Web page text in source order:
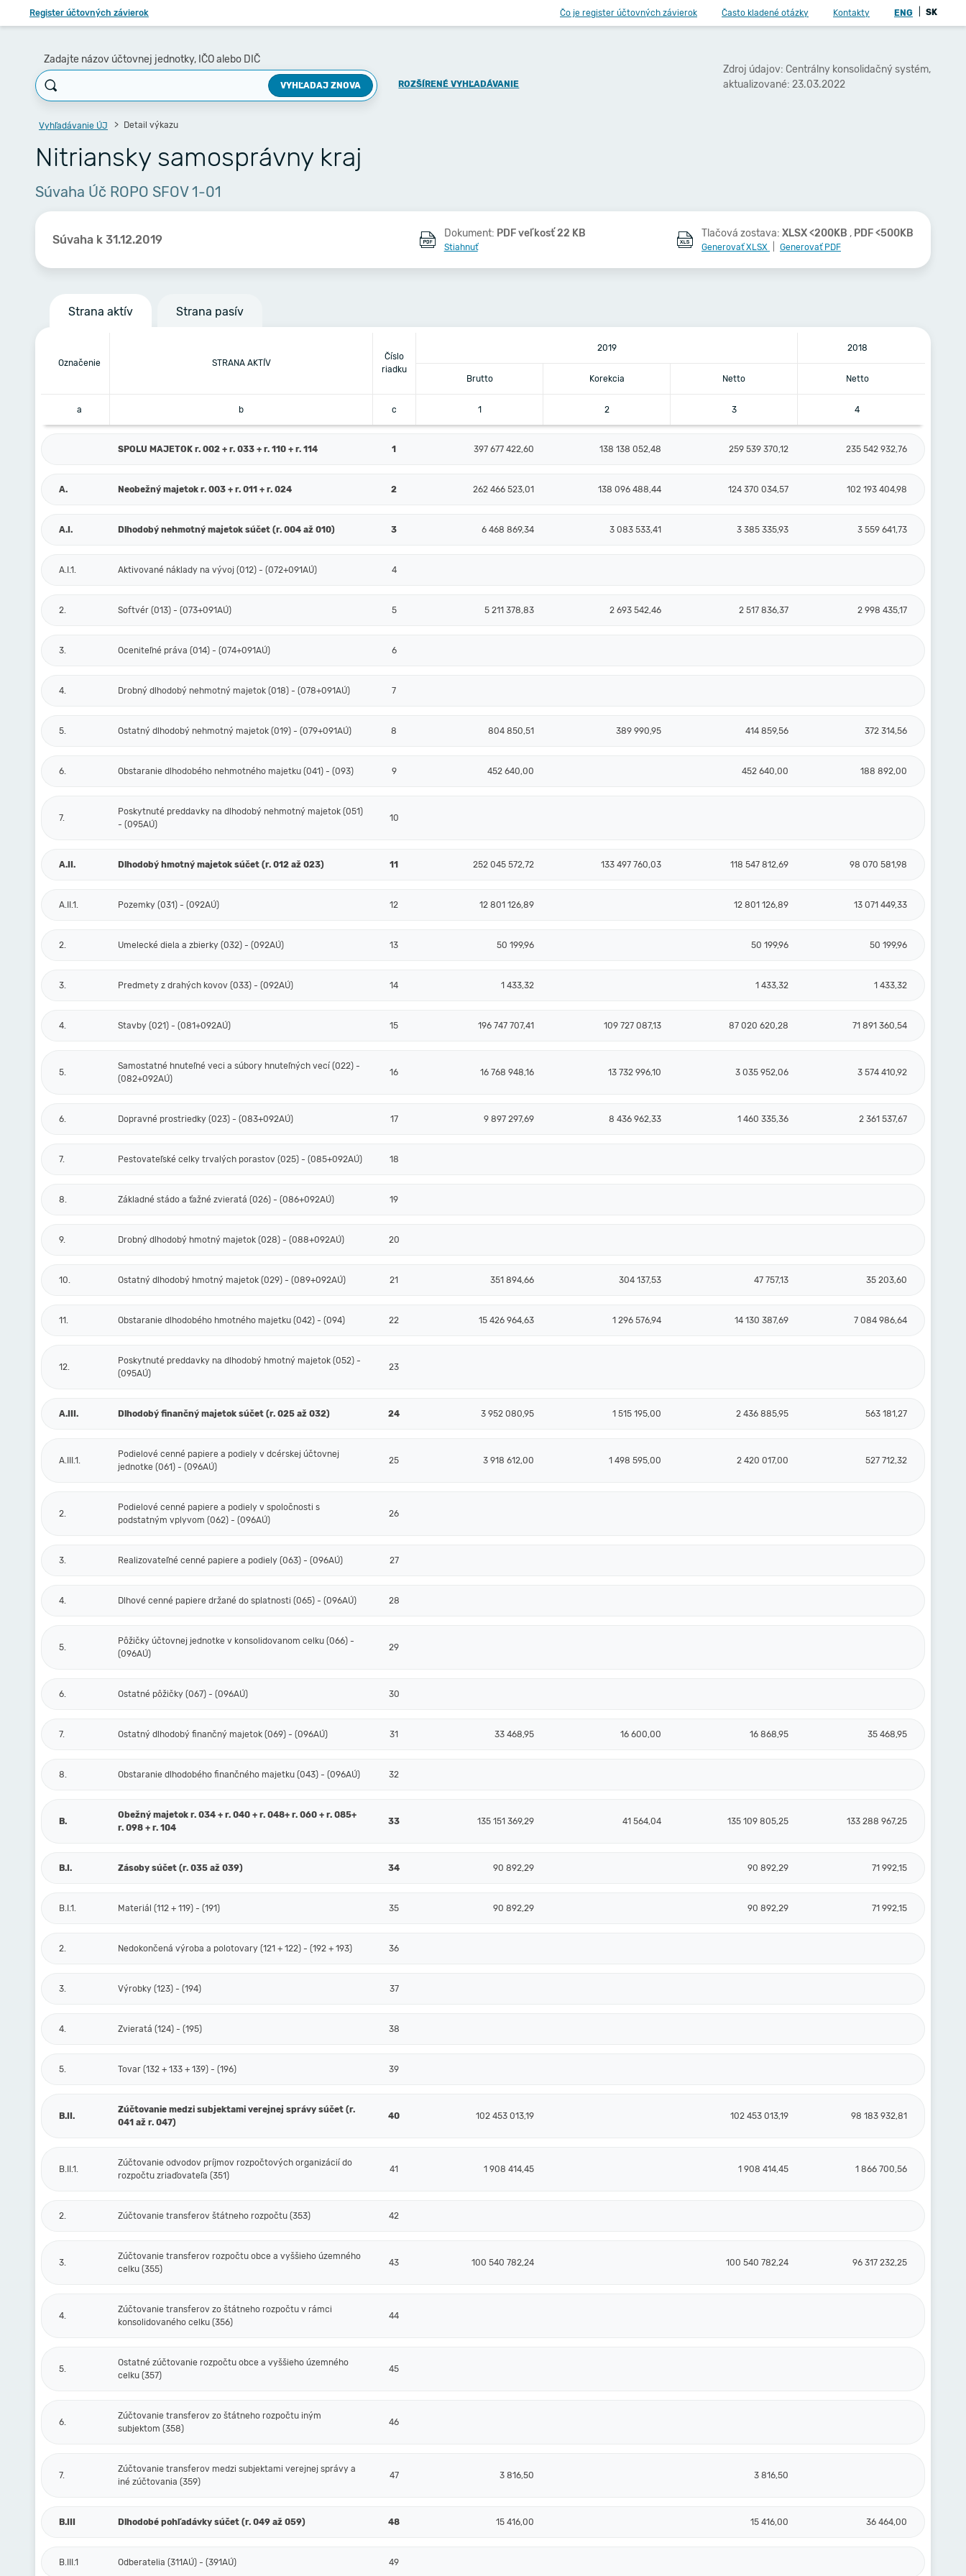
Register účtovných závierok Čo je register účtovných závierok Často kladené otázky Kontakty ENG SK
Zadajte názov účtovnej jednotky, IČO alebo DIČ
VYHĽADAJ ZNOVA ROZŠÍRENÉ VYHĽADÁVANIE
Zdroj údajov: Centrálny konsolidačný systém,
aktualizované: 23.03.2022
Vyhľadávanie ÚJ Detail výkazu
Nitriansky samosprávny kraj
Súvaha Úč ROPO SFOV 1-01
Súvaha k 31.12.2019 Dokument: PDF veľkosť 22 KB
Stiahnuť
Tlačová zostava: XLSX <200KB , PDF <500KB
Generovať XLSX Generovať PDF
Strana aktív Strana pasív
Označenie STRANA AKTÍV
Číslo
riadku
2019 2018
Brutto Korekcia Netto Netto
a b c 1 2 3 4
SPOLU MAJETOK r. 002 + r. 033 + r. 110 + r. 114 1 397 677 422,60 138 138 052,48 259 539 370,12 235 542 932,76
A. Neobežný majetok r. 003 + r. 011 + r. 024 2 262 466 523,01 138 096 488,44 124 370 034,57 102 193 404,98
A.I. Dlhodobý nehmotný majetok súčet (r. 004 až 010) 3 6 468 869,34 3 083 533,41 3 385 335,93 3 559 641,73
A.I.1. Aktivované náklady na vývoj (012) - (072+091AÚ) 4
2. Softvér (013) - (073+091AÚ) 5 5 211 378,83 2 693 542,46 2 517 836,37 2 998 435,17
3. Oceniteľné práva (014) - (074+091AÚ) 6
4. Drobný dlhodobý nehmotný majetok (018) - (078+091AÚ) 7
5. Ostatný dlhodobý nehmotný majetok (019) - (079+091AÚ) 8 804 850,51 389 990,95 414 859,56 372 314,56
6. Obstaranie dlhodobého nehmotného majetku (041) - (093) 9 452 640,00 452 640,00 188 892,00
7.
Poskytnuté preddavky na dlhodobý nehmotný majetok (051)
- (095AÚ)
10
A.II. Dlhodobý hmotný majetok súčet (r. 012 až 023) 11 252 045 572,72 133 497 760,03 118 547 812,69 98 070 581,98
A.II.1. Pozemky (031) - (092AÚ) 12 12 801 126,89 12 801 126,89 13 071 449,33
2. Umelecké diela a zbierky (032) - (092AÚ) 13 50 199,96 50 199,96 50 199,96
3. Predmety z drahých kovov (033) - (092AÚ) 14 1 433,32 1 433,32 1 433,32
4. Stavby (021) - (081+092AÚ) 15 196 747 707,41 109 727 087,13 87 020 620,28 71 891 360,54
5.
Samostatné hnuteľné veci a súbory hnuteľných vecí (022) -
(082+092AÚ)
16 16 768 948,16 13 732 996,10 3 035 952,06 3 574 410,92
6. Dopravné prostriedky (023) - (083+092AÚ) 17 9 897 297,69 8 436 962,33 1 460 335,36 2 361 537,67
7. Pestovateľské celky trvalých porastov (025) - (085+092AÚ) 18
8. Základné stádo a ťažné zvieratá (026) - (086+092AÚ) 19
9. Drobný dlhodobý hmotný majetok (028) - (088+092AÚ) 20
10. Ostatný dlhodobý hmotný majetok (029) - (089+092AÚ) 21 351 894,66 304 137,53 47 757,13 35 203,60
11. Obstaranie dlhodobého hmotného majetku (042) - (094) 22 15 426 964,63 1 296 576,94 14 130 387,69 7 084 986,64
12.
Poskytnuté preddavky na dlhodobý hmotný majetok (052) -
(095AÚ)
23
A.III. Dlhodobý finančný majetok súčet (r. 025 až 032) 24 3 952 080,95 1 515 195,00 2 436 885,95 563 181,27
A.III.1.
Podielové cenné papiere a podiely v dcérskej účtovnej
jednotke (061) - (096AÚ)
25 3 918 612,00 1 498 595,00 2 420 017,00 527 712,32
2.
Podielové cenné papiere a podiely v spoločnosti s
podstatným vplyvom (062) - (096AÚ)
26
3. Realizovateľné cenné papiere a podiely (063) - (096AÚ) 27
4. Dlhové cenné papiere držané do splatnosti (065) - (096AÚ) 28
5.
Pôžičky účtovnej jednotke v konsolidovanom celku (066) -
(096AÚ)
29
6. Ostatné pôžičky (067) - (096AÚ) 30
7. Ostatný dlhodobý finančný majetok (069) - (096AÚ) 31 33 468,95 16 600,00 16 868,95 35 468,95
8. Obstaranie dlhodobého finančného majetku (043) - (096AÚ) 32
B.
Obežný majetok r. 034 + r. 040 + r. 048+ r. 060 + r. 085+
r. 098 + r. 104
33 135 151 369,29 41 564,04 135 109 805,25 133 288 967,25
B.I. Zásoby súčet (r. 035 až 039) 34 90 892,29 90 892,29 71 992,15
B.I.1. Materiál (112 + 119) - (191) 35 90 892,29 90 892,29 71 992,15
2. Nedokončená výroba a polotovary (121 + 122) - (192 + 193) 36
3. Výrobky (123) - (194) 37
4. Zvieratá (124) - (195) 38
5. Tovar (132 + 133 + 139) - (196) 39
B.II.
Zúčtovanie medzi subjektami verejnej správy súčet (r.
041 až r. 047)
40 102 453 013,19 102 453 013,19 98 183 932,81
B.II.1.
Zúčtovanie odvodov príjmov rozpočtových organizácií do
rozpočtu zriaďovateľa (351)
41 1 908 414,45 1 908 414,45 1 866 700,56
2. Zúčtovanie transferov štátneho rozpočtu (353) 42
3.
Zúčtovanie transferov rozpočtu obce a vyššieho územného
celku (355)
43 100 540 782,24 100 540 782,24 96 317 232,25
4.
Zúčtovanie transferov zo štátneho rozpočtu v rámci
konsolidovaného celku (356)
44
5.
Ostatné zúčtovanie rozpočtu obce a vyššieho územného
celku (357)
45
6.
Zúčtovanie transferov zo štátneho rozpočtu iným
subjektom (358)
46
7.
Zúčtovanie transferov medzi subjektami verejnej správy a
iné zúčtovania (359)
47 3 816,50 3 816,50
B.III Dlhodobé pohľadávky súčet (r. 049 až 059) 48 15 416,00 15 416,00 36 464,00
B.III.1 Odberatelia (311AÚ) - (391AÚ) 49